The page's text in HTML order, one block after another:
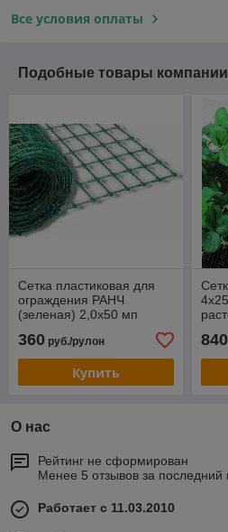
Все условия оплаты
Подобные товары компании
Сетка пластиковая для
ограждения РАНЧ
(зеленая) 2,0х50 мп
360 руб./рулон
Купить
840
О нас
Рейтинг не сформирован
Менее 5 отзывов за последний
Работает с 11.03.2010